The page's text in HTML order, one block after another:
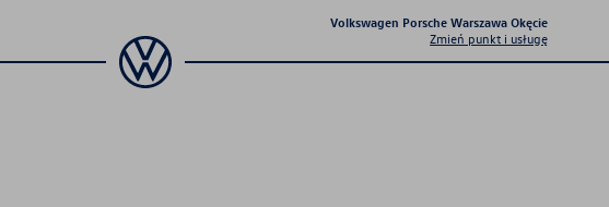
Volkswagen Porsche Warszawa Okęcie
Zmień punkt i usługę